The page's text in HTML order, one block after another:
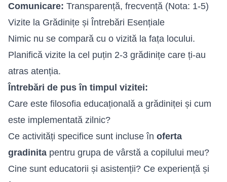
Comunicare: Transparență, frecvență (Nota: 1-5)
Vizite la Grădinițe și Întrebări Esențiale
Nimic nu se compară cu o vizită la fața locului.
Planifică vizite la cel puțin 2-3 grădinițe care ți-au
atras atenția.
Întrebări de pus în timpul vizitei:
Care este filosofia educațională a grădiniței și cum
este implementată zilnic?
Ce activități specifice sunt incluse în oferta
gradinita pentru grupa de vârstă a copilului meu?
Cine sunt educatorii și asistenții? Ce experiență și